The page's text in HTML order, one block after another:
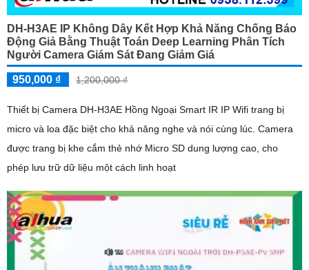
DH-H3AE IP Không Dây Kết Hợp Khả Năng Chống Báo
Động Giả Bằng Thuật Toán Deep Learning Phân Tích
Người Camera Giám Sát Đang Giảm Giá
950,000 ₫ 1,200,000 ₫
Thiết bị Camera DH-H3AE Hồng Ngoại Smart IR IP Wifi trang bị
micro và loa đặc biệt cho khả năng nghe và nói cùng lúc. Camera
được trang bị khe cắm thẻ nhớ Micro SD dung lượng cao, cho
phép lưu trữ dữ liệu một cách linh hoạt